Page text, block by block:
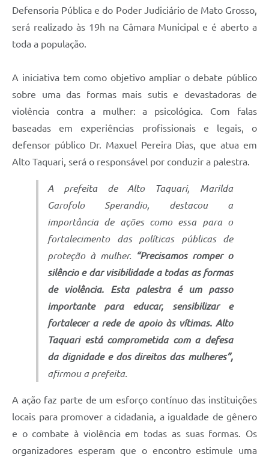
Defensoria Pública e do Poder Judiciário de Mato Grosso,
será realizado às 19h na Câmara Municipal e é aberto a
toda a população.
A iniciativa tem como objetivo ampliar o debate público
sobre uma das formas mais sutis e devastadoras de
violência contra a mulher: a psicológica. Com falas
baseadas em experiências profissionais e legais, o
defensor público Dr. Maxuel Pereira Dias, que atua em
Alto Taquari, será o responsável por conduzir a palestra.
A prefeita de Alto Taquari, Marilda
Garofolo Sperandio, destacou a
importância de ações como essa para o
fortalecimento das políticas públicas de
proteção à mulher. “Precisamos romper o
silêncio e dar visibilidade a todas as formas
de violência. Esta palestra é um passo
importante para educar, sensibilizar e
fortalecer a rede de apoio às vítimas. Alto
Taquari está comprometida com a defesa
da dignidade e dos direitos das mulheres”,
afirmou a prefeita.
A ação faz parte de um esforço contínuo das instituições
locais para promover a cidadania, a igualdade de gênero
e o combate à violência em todas as suas formas. Os
organizadores esperam que o encontro estimule uma